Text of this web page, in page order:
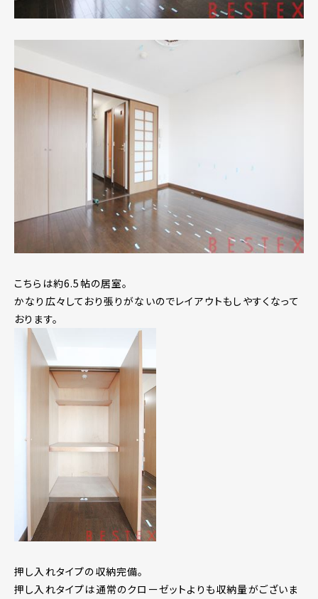
こちらは約6.5帖の居室。
かなり広々しており張りがないのでレイアウトもしやすくなって
おります。
押し入れタイプの収納完備。
押し入れタイプは通常のクローゼットよりも収納量がございま